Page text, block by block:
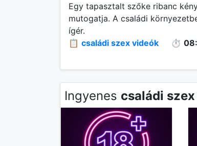
Egy tapasztalt szőke ribanc
mutogatja. A családi
ígér.
📋 családi szex videók ⏱️
Ingyenes családi szex